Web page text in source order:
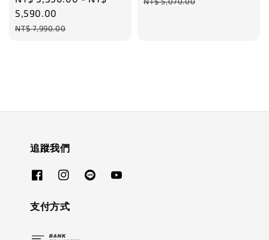
price
5,590.00
Regular
NT$ 7,990.00
追蹤我們
支付方式